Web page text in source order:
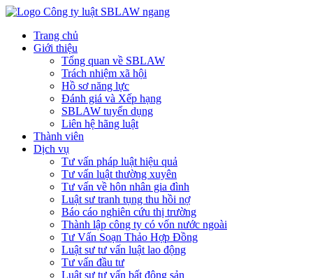
Trang chủ
Giới thiệu
Tổng quan về SBLAW
Trách nhiệm xã hội
Hồ sơ năng lực
Đánh giá và Xếp hạng
SBLAW tuyển dụng
Liên hệ hãng luật
Thành viên
Dịch vụ
Tư vấn pháp luật hiệu quả
Tư vấn luật thường xuyên
Tư vấn về hôn nhân gia đình
Luật sư tranh tụng thu hồi nợ
Báo cáo nghiên cứu thị trường
Thành lập công ty có vốn nước ngoài
Tư Vấn Soạn Thảo Hợp Đồng
Luật sư tư vấn luật lao động
Tư vấn đầu tư
Luật sư tư vấn bất động sản